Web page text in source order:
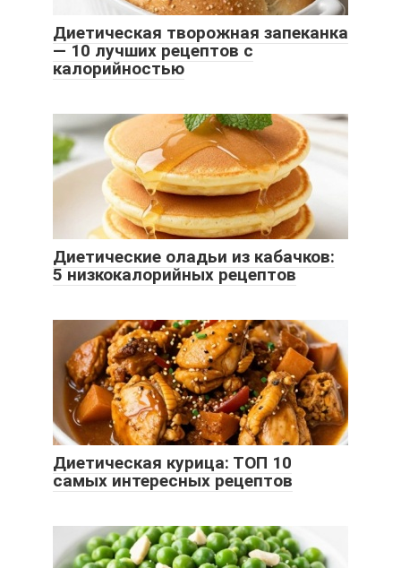
Диетическая творожная запеканка
— 10 лучших рецептов с
калорийностью
Диетические оладьи из кабачков:
5 низкокалорийных рецептов
Диетическая курица: ТОП 10
самых интересных рецептов